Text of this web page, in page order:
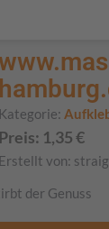
Kategorie:
Preis: 1,35€
Erstellt von:
der Genuss